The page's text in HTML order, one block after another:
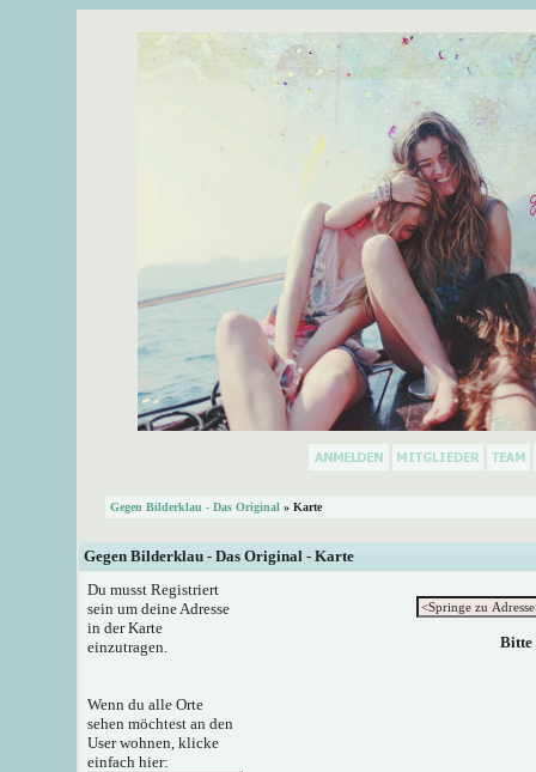
Gegen Bilderklau - Das Original » Karte
Gegen Bilderklau - Das Original - Karte
Du musst Registriert
sein um deine Adresse
in der Karte
einzutragen.
Wenn du alle Orte
sehen möchtest an den
User wohnen, klicke
einfach hier:
Bitte